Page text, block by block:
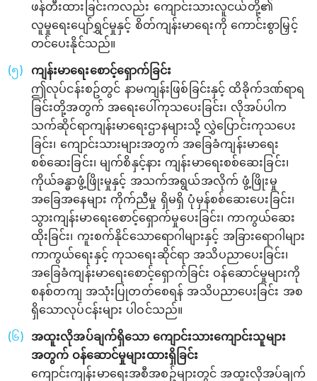
ဖန်တီးထားခြင်းကလည်း ကျောင်းသားလူငယ်တို့၏
လူမှု‌ရေးပျော်ရွှင်မှုနှင့် စိတ်ကျန်းမာရေးကို ကောင်းစွာမြှင့်
တင်ပေးနိုင်သည်။
ကျန်းမာရေးစောင့်‌‌ရှောက်ခြင်း
ဤလုပ်ငန်းစဥ်တွင် နာမကျန်းဖြစ်ခြင်းနှင့် ထိခိုက်ဒဏ်ရာရ
ခြင်းတို့အတွက် အရေးပေါ်ကုသ‌ပေးခြင်း၊ လိုအပ်ပါက
သက်ဆိုင်ရာကျန်းမာရေးဌာနများသို့ လွှဲပြောင်းကုသပေး
ခြင်း၊ ကျောင်းသားများအတွက် အခြေခံကျန်းမာရေး
စစ်ဆေးခြင်း၊ မျက်စိနှင့်နား ကျန်းမာရေးစစ်ဆေးခြင်း၊
ကိုယ်ခန္ဓာဖွံ့ဖြိုးမှုနှင့် အသက်အရွယ်အလိုက် ဖွံ့ဖြိုးမှု
အခြေအနေများ ကိုက်ညီမှု ရှိမရှိ ပုံမှန်စစ်ဆေးပေးခြင်း၊
သွားကျန်းမာရေးစောင့်ရှောက်မှုပေးခြင်း၊ ကာကွယ်ဆေး
ထိုးခြင်း၊ ကူးစက်နိုင်သောရောဂါများနှင့် အခြားရောဂါများ
ကာကွယ်ရေးနှင့် ကုသရေးဆိုင်ရာ အသိပညာပေးခြင်း၊
အခြေခံကျန်းမာရေးစောင့်‌ရှောက်ခြင်း ဝန်ဆောင်မှုများကို
စနစ်တကျ အသုံးပြုတတ်စေရန် အသိပညာပေးခြင်း အစ
ရှိသောလုပ်ငန်းများ ပါဝင်သည်။
အထူးလိုအပ်ချက်ရှိသော ကျောင်းသားကျောင်းသူများ
အတွက် ဝန်ဆောင်မှုများထားရှိခြင်း
ကျောင်းကျန်းမာရေးအစီအစဥ်များတွင် အထူးလိုအပ်ချက်